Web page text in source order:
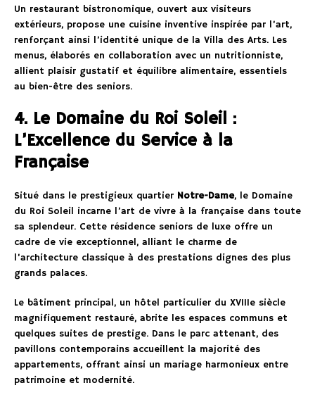
Un restaurant bistronomique, ouvert aux visiteurs
extérieurs, propose une cuisine inventive inspirée par l’art,
renforçant ainsi l’identité unique de la Villa des Arts. Les
menus, élaborés en collaboration avec un nutritionniste,
allient plaisir gustatif et équilibre alimentaire, essentiels
au bien-être des seniors.
4. Le Domaine du Roi Soleil :
L’Excellence du Service à la
Française
Situé dans le prestigieux quartier Notre-Dame, le Domaine
du Roi Soleil incarne l’art de vivre à la française dans toute
sa splendeur. Cette résidence seniors de luxe offre un
cadre de vie exceptionnel, alliant le charme de
l’architecture classique à des prestations dignes des plus
grands palaces.
Le bâtiment principal, un hôtel particulier du XVIIIe siècle
magnifiquement restauré, abrite les espaces communs et
quelques suites de prestige. Dans le parc attenant, des
pavillons contemporains accueillent la majorité des
appartements, offrant ainsi un mariage harmonieux entre
patrimoine et modernité.